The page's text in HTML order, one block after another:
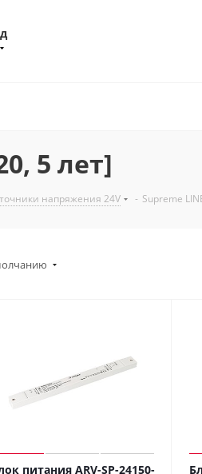
5 лет]
напряжения 24V - Supreme
питания ARV-SP-24150-